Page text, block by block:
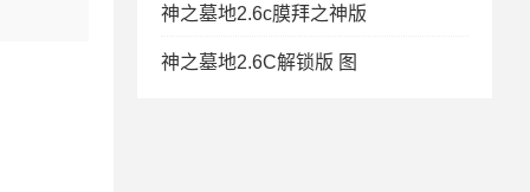
神之墓地2.6c膜拜之神版
神之墓地2.6C解锁版 图